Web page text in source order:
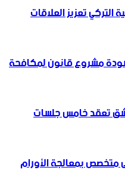
التركي تعزيز العلاقات
مشروع قانون لمكافحة
تعقد خامس جلسات
بمعالجة الأورام